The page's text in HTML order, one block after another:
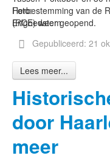
Foto:
Erfgoedstem
Herbestemming van de
(RCE) weer geopend.
Gepubliceerd: 21
Lees meer...
door
meer